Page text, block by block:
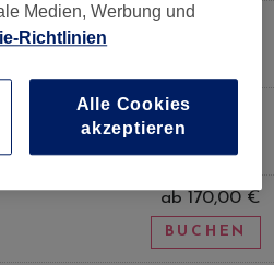
ab 190,00 €
130,00 €
ab 170,00 €
BUCHEN
Medien, Werbung und
Richtlinien
Alle Cookies
akzeptieren